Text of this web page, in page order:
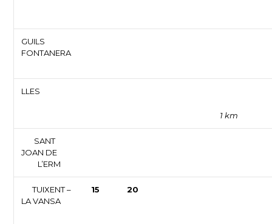
GUILS
FONTANERA
LLES
1 km
SANT
JOAN DE
L’ERM
TUIXENT –
LA VANSA
15 20